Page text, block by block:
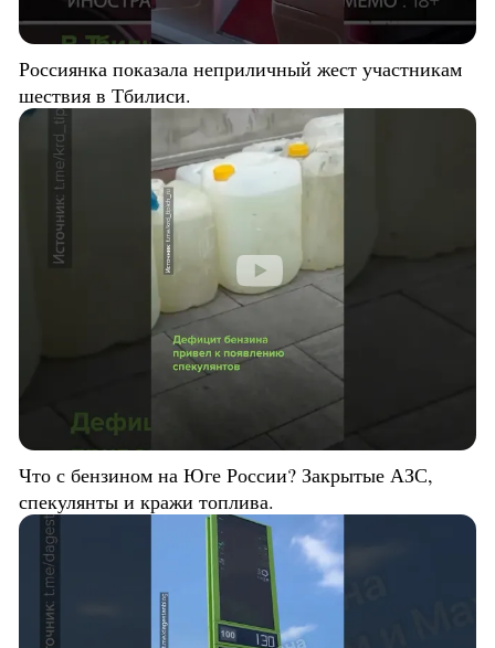
Россиянка показала неприличный жест участникам
шествия в Тбилиси.
Что с бензином на Юге России? Закрытые АЗС,
спекулянты и кражи топлива.